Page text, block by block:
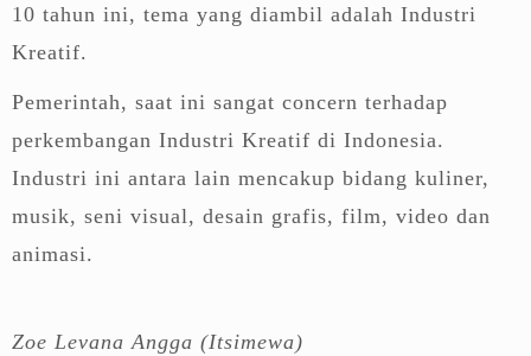
10 tahun ini, tema yang diambil adalah Industri
Kreatif.
Pemerintah, saat ini sangat concern terhadap
perkembangan Industri Kreatif di Indonesia.
Industri ini antara lain mencakup bidang kuliner,
musik, seni visual, desain grafis, film, video dan
animasi.
Zoe Levana Angga (Itsimewa)